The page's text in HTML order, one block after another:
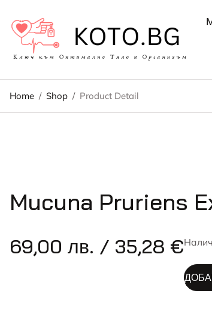
Home / Shop / Product Detail
Mucuna Pruriens
69,00 лв. / 35,28 €